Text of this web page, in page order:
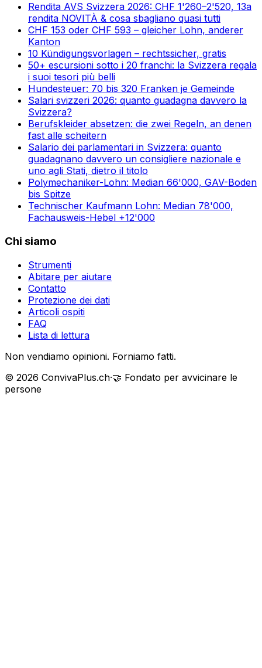
Rendita AVS Svizzera 2026: CHF 1'260–2'520, 13a
rendita NOVITÀ & cosa sbagliano quasi tutti
CHF 153 oder CHF 593 – gleicher Lohn, anderer
Kanton
10 Kündigungsvorlagen – rechtssicher, gratis
50+ escursioni sotto i 20 franchi: la Svizzera regala
i suoi tesori più belli
Hundesteuer: 70 bis 320 Franken je Gemeinde
Salari svizzeri 2026: quanto guadagna davvero la
Svizzera?
Berufskleider absetzen: die zwei Regeln, an denen
fast alle scheitern
Salario dei parlamentari in Svizzera: quanto
guadagnano davvero un consigliere nazionale e
uno agli Stati, dietro il titolo
Polymechaniker-Lohn: Median 66'000, GAV-Boden
bis Spitze
Technischer Kaufmann Lohn: Median 78'000,
Fachausweis-Hebel +12'000
Chi siamo
Strumenti
Abitare per aiutare
Contatto
Protezione dei dati
Articoli ospiti
FAQ
Lista di lettura
Non vendiamo opinioni. Forniamo fatti.
© 2026 ConvivaPlus.ch·🤝 Fondato per avvicinare le
persone